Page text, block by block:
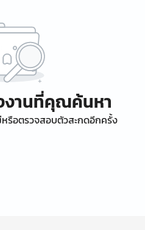
งานที่คุณค้นหา
รือตรวจสอบตัวสะกดอีกครั้ง